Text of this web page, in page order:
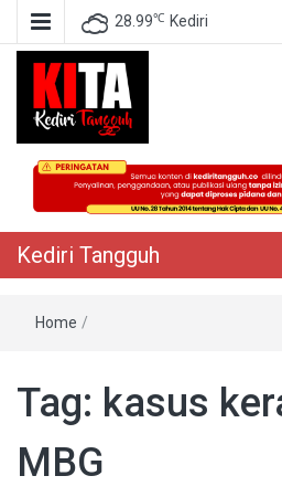
28.99℃ Kediri
Kediri
Berita Akurat Terpercaya
Kediri Tangguh
Home /
Tag: kasus
MBG